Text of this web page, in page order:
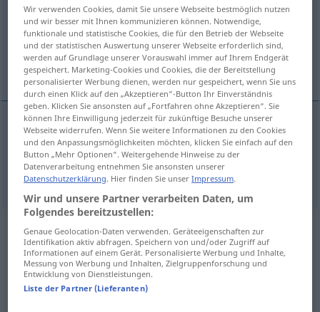
Übersicht aller Übersetzungen
(Für mehr Details die Übersetzung anklicken/antippen)
erode, wash away
erode erodierenbesonders GEOL
washaway erodierenbesonders GEOL
Beispielsätze aus externen Quellen
für "erodieren"
(nicht von der Langenscheidt Redaktion
geprüft)
Wir verwenden Cookies, damit Sie unsere Webseite bestmöglich nutzen
und wir besser mit Ihnen kommunizieren können. Notwendige,
funktionale und statistische Cookies, die für den Betrieb der Webseite
und der statistischen Auswertung unserer Webseite erforderlich sind,
werden auf Grundlage unserer Vorauswahl immer auf Ihrem Endgerät
gespeichert. Marketing-Cookies und Cookies, die der Bereitstellung
personalisierter Werbung dienen, werden nur gespeichert, wenn Sie uns
durch einen Klick auf den „Akzeptieren“-Button Ihr Einverständnis
geben. Klicken Sie ansonsten auf „Fortfahren ohne Akzeptieren“. Sie
können Ihre Einwilligung jederzeit für zukünftige Besuche unserer
Webseite widerrufen. Wenn Sie weitere Informationen zu den Cookies
und den Anpassungsmöglichkeiten möchten, klicken Sie einfach auf den
Button „Mehr Optionen“. Weitergehende Hinweise zu der
Datenverarbeitung entnehmen Sie ansonsten unserer
Datenschutzerklärung. Hier finden Sie unserImpressum.
Wir und unsere Partner verarbeiten Daten, um
Folgendes bereitzustellen:
Genaue Geolocation-Daten verwenden. Geräteeigenschaften zur
Identifikation aktiv abfragen. Speichern von und/oder Zugriff auf
Informationen auf einem Gerät. Personalisierte Werbung und Inhalte,
Messung von Werbung und Inhalten, Zielgruppenforschung und
Entwicklung von Dienstleistungen.
Liste der Partner (Lieferanten)